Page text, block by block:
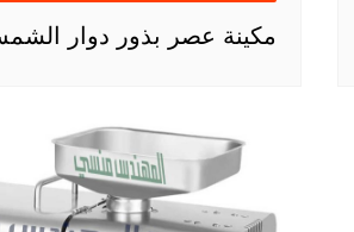
مكينة عصر بذور دوار